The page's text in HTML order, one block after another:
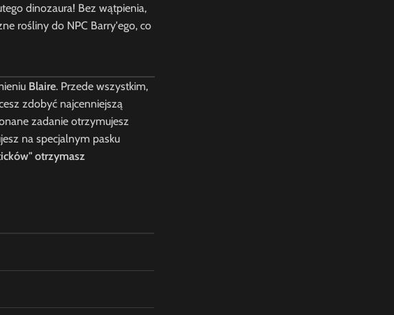
dinozaura! Bez wątpienia,
rośliny do NPC Barry'ego, co
Blaire. Przede wszystkim,
zdobyć najcenniejszą
zadanie otrzymujesz
na specjalnym pasku
otrzymasz